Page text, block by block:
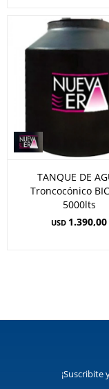
TANQUE DE
Troncocónico
5000lts
USD 1.390,00